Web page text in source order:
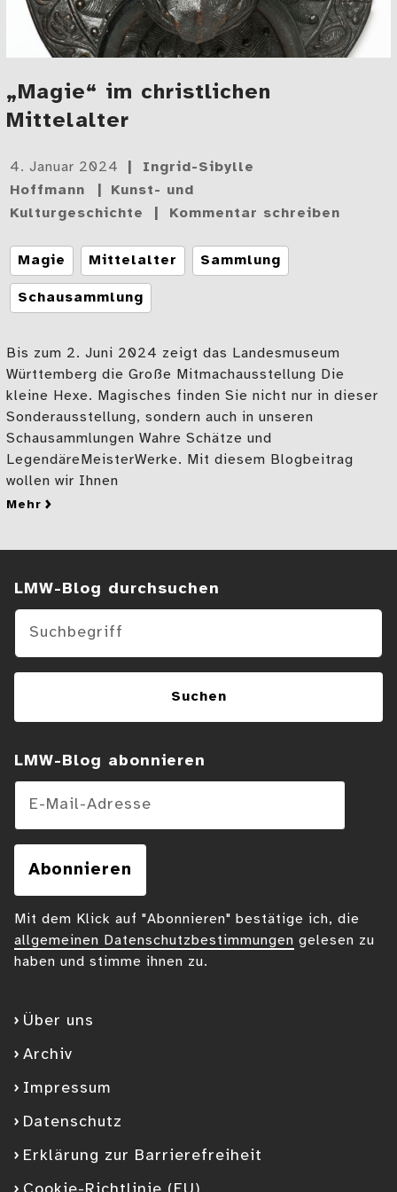
„Magie“ im christlichen
Mittelalter
Gepostet
am
4. Januar 2024
Ingrid-Sibylle
Hoffmann
Kunst- und
Kulturgeschichte
Kommentar schreiben
Tags
Magie Mittelalter Sammlung
Schausammlung
Bis zum 2. Juni 2024 zeigt das Landesmuseum
Württemberg die Große Mitmachausstellung Die
kleine Hexe. Magisches finden Sie nicht nur in dieser
Sonderausstellung, sondern auch in unseren
Schausammlungen Wahre Schätze und
LegendäreMeisterWerke. Mit diesem Blogbeitrag
wollen wir Ihnen
mehr
Über uns
Archiv
Impressum
Datenschutz
Erklärung zur Barrierefreiheit
LMW-Blog abonnieren
Mit dem Klick auf "Abonnieren" bestätige ich, die
allgemeinen Datenschutzbestimmungen gelesen zu
haben und stimme ihnen zu.
E-Mail-Adresse
Abonnieren
Suchen im Blog
LMW-Blog durchsuchen
Suchen